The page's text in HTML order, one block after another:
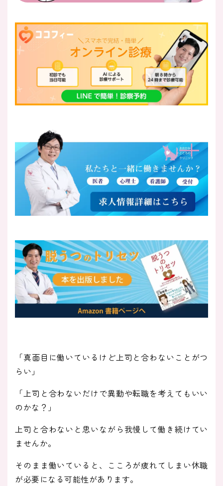
FAX
03-5989-0618
営業時間：10:00〜22:00
「真面目に働いているけど上司と合わないことがつ
らい」
「上司と合わないだけで異動や転職を考えてもいい
のかな？」
上司と合わないと思いながら我慢して働き続けてい
ませんか。
そのまま働いていると、こころが疲れてしまい休職
が必要になる可能性があります。